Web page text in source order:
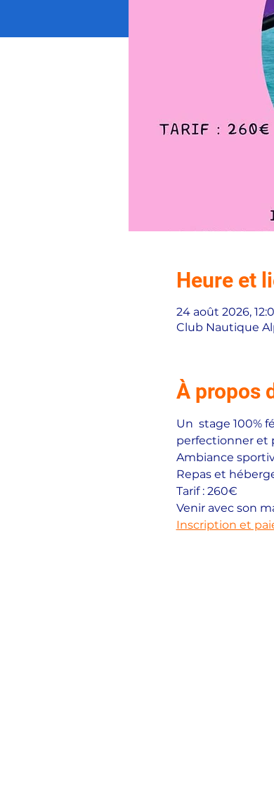
Heure et
24 août 2026,
Club Nautique
À propos
Un  stage 100%
perfectionner et
Ambiance
Repas et
Tarif : 260€
Venir avec son
Inscription et